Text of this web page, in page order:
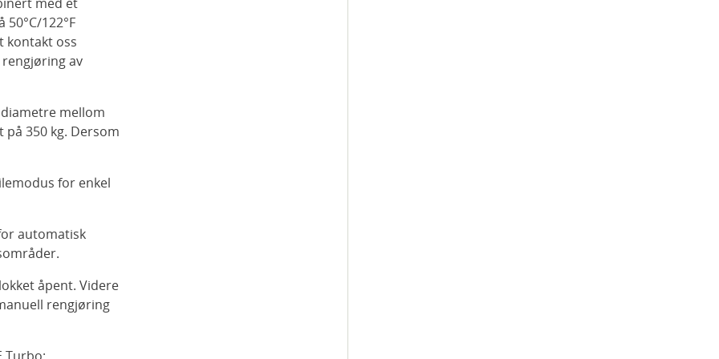
122°F
kontakt oss
av
mellom
på 350 kg. Dersom
for enkel
automatisk
åpent. Videre
rengjøring